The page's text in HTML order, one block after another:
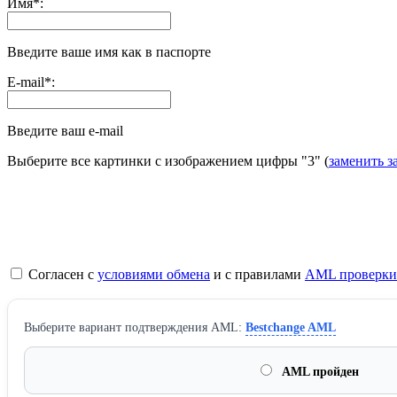
Имя*:
Введите ваше имя как в паспорте
E-mail*:
Введите ваш e-mail
Выберите все картинки с изображением цифры "3" (заменить
Согласен с условиями обмена и с правилами AML проверки
Выберите вариант подтверждения AML: Bestchange AML
AML пройден